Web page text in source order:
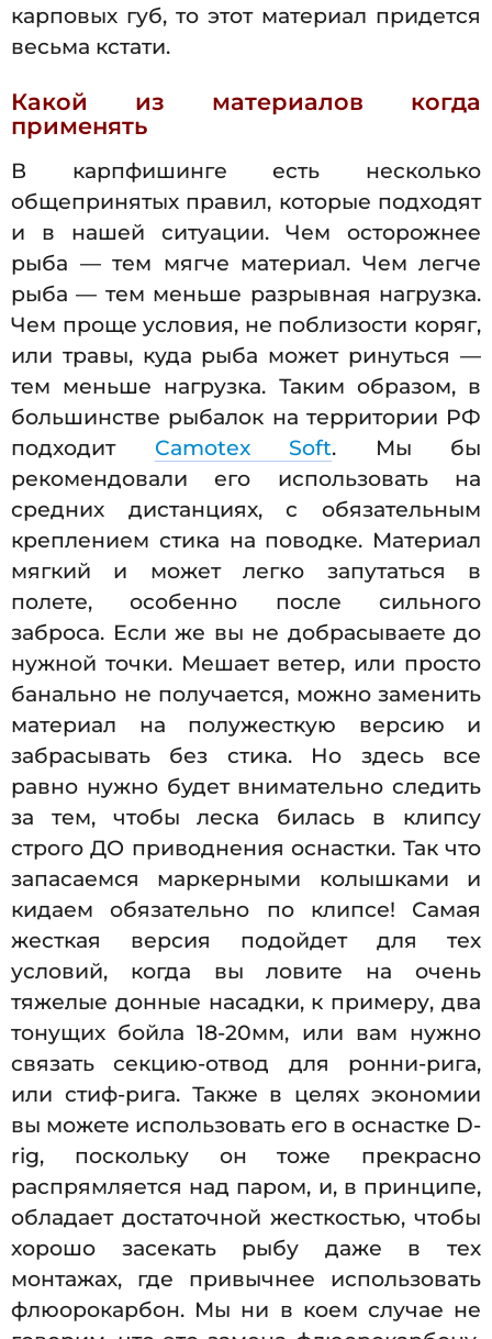
карповых губ, то этот материал придется
весьма кстати.
Какой из материалов когда
применять
В карпфишинге есть несколько
общепринятых правил, которые подходят
и в нашей ситуации. Чем осторожнее
рыба — тем мягче материал. Чем легче
рыба — тем меньше разрывная нагрузка.
Чем проще условия, не поблизости коряг,
или травы, куда рыба может ринуться —
тем меньше нагрузка. Таким образом, в
большинстве рыбалок на территории РФ
подходит Camotex Soft. Мы бы
рекомендовали его использовать на
средних дистанциях, с обязательным
креплением стика на поводке. Материал
мягкий и может легко запутаться в
полете, особенно после сильного
заброса. Если же вы не добрасываете до
нужной точки. Мешает ветер, или просто
банально не получается, можно заменить
материал на полужесткую версию и
забрасывать без стика. Но здесь все
равно нужно будет внимательно следить
за тем, чтобы леска билась в клипсу
строго ДО приводнения оснастки. Так что
запасаемся маркерными колышками и
кидаем обязательно по клипсе! Самая
жесткая версия подойдет для тех
условий, когда вы ловите на очень
тяжелые донные насадки, к примеру, два
тонущих бойла 18-20мм, или вам нужно
связать секцию-отвод для ронни-рига,
или стиф-рига. Также в целях экономии
вы можете использовать его в оснастке D-
rig, поскольку он тоже прекрасно
распрямляется над паром, и, в принципе,
обладает достаточной жесткостью, чтобы
хорошо засекать рыбу даже в тех
монтажах, где привычнее использовать
флюорокарбон. Мы ни в коем случае не